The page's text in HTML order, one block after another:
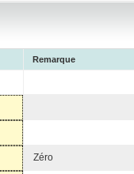
Remarque
Zéro